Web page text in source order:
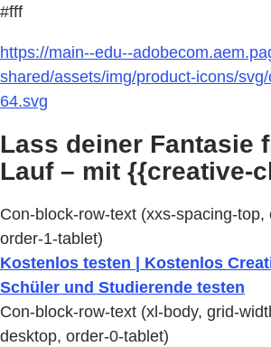
#fff
https://main--edu--
shared/assets/img/product-icons/
64.svg
Lass deiner Fantasie
Lauf – mit {{creative-
Con-block-row-text (xxs-spacing-top,
order-1-tablet)
Kostenlos testen | Kostenlos
Schüler und Studierende testen
Con-block-row-text (xl-body, grid-
desktop, order-0-tablet)